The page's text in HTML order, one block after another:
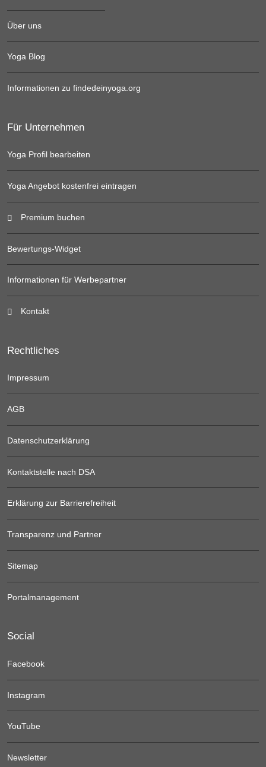
Über uns
Yoga Blog
Informationen zu findedeinyoga.org
Für Unternehmen
Yoga Profil bearbeiten
Yoga Angebot kostenfrei eintragen
Premium buchen
Bewertungs-Widget
Informationen für Werbepartner
Kontakt
Rechtliches
Impressum
AGB
Datenschutzerklärung
Kontaktstelle nach DSA
Erklärung zur Barrierefreiheit
Transparenz und Partner
Sitemap
Portalmanagement
Social
Facebook
Instagram
YouTube
Newsletter